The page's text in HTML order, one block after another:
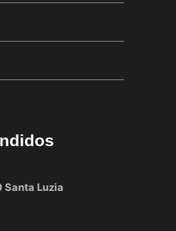
Santa Luzia